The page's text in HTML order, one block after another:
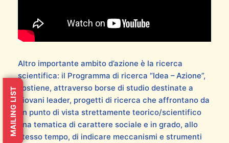
Altro importante ambito d’azione è la ricerca
scientifica: il Programma di ricerca “Idea – Azione”,
sostiene, attraverso borse di studio destinate a
giovani leader, progetti di ricerca che affrontano da
un punto di vista strettamente teorico/scientifico
una tematica di carattere sociale e in grado, allo
stesso tempo, di indicare meccanismi e strumenti
MAILING LIST